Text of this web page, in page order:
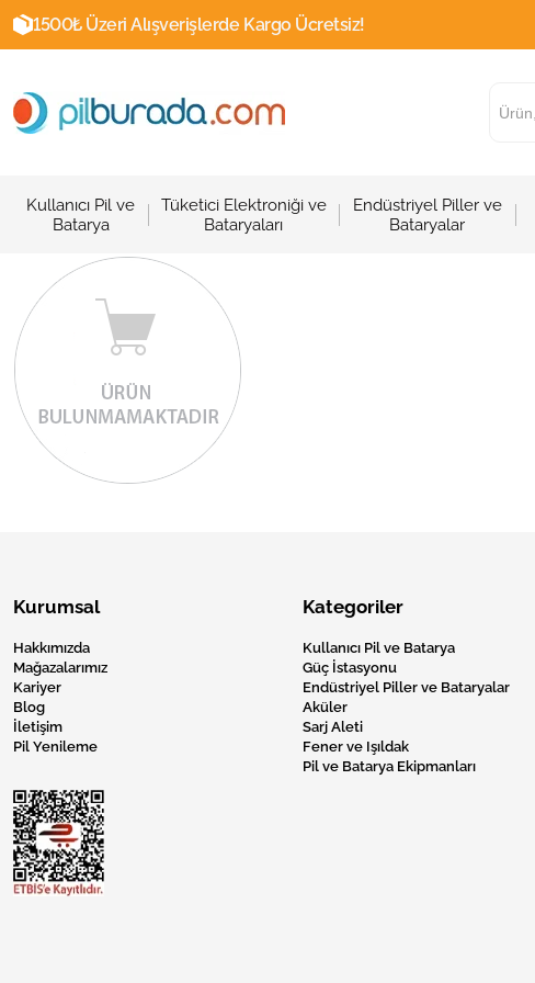
1500₺ Üzeri Alışverişlerde Kargo Ücretsiz!
Kullanıcı Pil ve
Batarya
Tüketici Elektroniği ve
Bataryaları
Endüstriyel Piller ve
Bataryalar
Kurumsal
Hakkımızda
Mağazalarımız
Kariyer
Blog
İletişim
Pil Yenileme
Kategoriler
Kullanıcı Pil ve Batarya
Güç İstasyonu
Endüstriyel Piller ve Bataryalar
Aküler
Sarj Aleti
Fener ve Işıldak
Pil ve Batarya Ekipmanları